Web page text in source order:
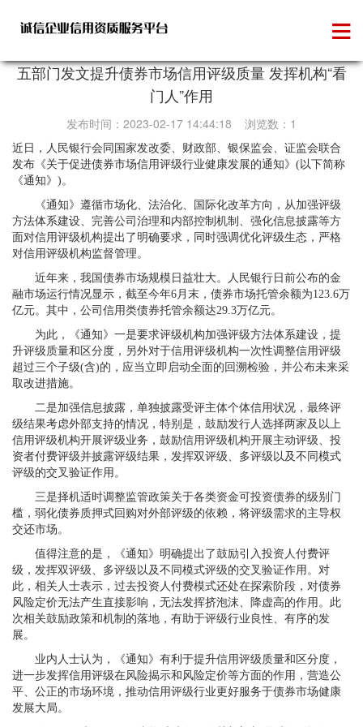
信用承诺
五部门发文提升债券市场信用评级质量 发挥机构“看
门人”作用
发布时间：2023-02-17 14:44:18 浏览数：1
近日，人民银行会同国家发改委、财政部、银保监会、证监会联合
发布《关于促进债券市场信用评级行业健康发展的通知》(以下简称
《通知》)。
《通知》遵循市场化、法治化、国际化改革方向，从加强评级
方法体系建设、完善公司治理和内部控制机制、强化信息披露等方
面对信用评级机构提出了明确要求，同时强调优化评级生态，严格
对信用评级机构监督管理。
近年来，我国债券市场规模日益壮大。人民银行日前公布的金
融市场运行情况显示，截至今年6月末，债券市场托管余额为123.6万
亿元。其中，公司信用类债券托管余额达29.3万亿元。
为此，《通知》一是要求评级机构加强评级方法体系建设，提
升评级质量和区分度，另外对于信用评级机构一次性调整信用评级
超过三个子级(含)的，应当立即启动全面的回溯检验，并公布未来采
取改进措施。
二是加强信息披露，单独披露受评主体个体信用状况，最终评
级结果考虑外部支持的情况，特别是，鼓励发行人选择两家及以上
信用评级机构开展评级业务，鼓励信用评级机构开展主动评级、投
资者付费评级并披露评级结果，发挥双评级、多评级以及不同模式
评级的交叉验证作用。
三是择机适时调整监管政策关于各类资金可投资债券的级别门
槛，弱化债券质押式回购对外部评级的依赖，将评级需求的主导权
交还市场。
值得注意的是，《通知》明确提出了鼓励引入投资人付费评
级，发挥双评级、多评级以及不同模式评级的交叉验证作用。对
此，相关人士表示，过去投资人付费模式还处在探索阶段，对债券
风险定价无法产生直接影响，无法发挥挤泡沫、降虚高的作用。此
次相关鼓励政策和机制的落地，有助于评级行业良性、有序的发
展。
业内人士认为，《通知》有利于提升信用评级质量和区分度，
进一步发挥信用评级在风险揭示和风险定价等方面的作用，营造公
平、公正的市场环境，推动信用评级行业更好服务于债券市场健康
发展大局。